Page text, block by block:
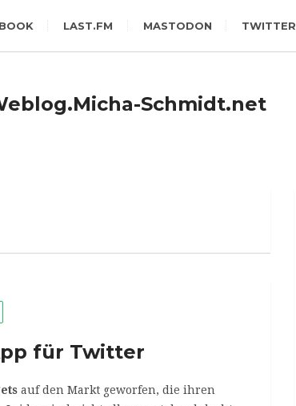
LAST.FM MASTODON TWITTER
Schmidt.net
für Twitter
auf den Markt geworfen, die ihren